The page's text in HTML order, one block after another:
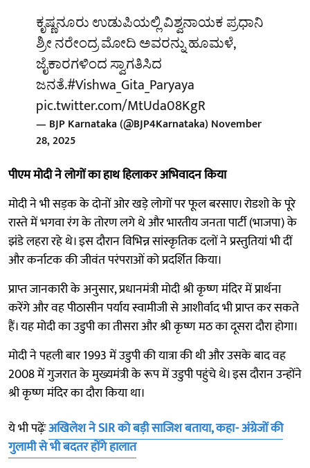
ಕೃಷ್ಣನೂರು ಉಡುಪಿಯಲ್ಲಿ ವಿಶ್ವನಾಯಕ ಪ್ರಧಾನಿ
ಶ್ರೀ ನರೇಂದ್ರ ಮೋದಿ ಅವರನ್ನು ಹೂಮಳೆ,
ಜೈಕಾರಗಳಿಂದ ಸ್ವಾಗತಿಸಿದ
ಜನತೆ.#Vishwa_Gita_Paryaya
pic.twitter.com/MtUda08KgR
— BJP Karnataka (@BJP4Karnataka)November
28, 2025
पीएम मोदी ने लोगों का हाथ हिलाकर अभिवादन किया
मोदी ने भी सड़क के दोनों ओर खड़े लोगों पर फूल बरसाए। रोडशो के पूरे
रास्ते में भगवा रंग के तोरण लगे थे और भारतीय जनता पार्टी (भाजपा) के
झंडे लहरा रहे थे। इस दौरान विभिन्न सांस्कृतिक दलों ने प्रस्तुतियां भी दीं
और कर्नाटक की जीवंत परंपराओं को प्रदर्शित किया।
प्राप्त जानकारी के अनुसार, प्रधानमंत्री मोदी श्री कृष्ण मंदिर में प्रार्थना
करेंगे और वह पीठासीन पर्याय स्वामीजी से आशीर्वाद भी प्राप्त कर सकते
हैं। यह मोदी का उडुपी का तीसरा और श्री कृष्ण मठ का दूसरा दौरा होगा।
मोदी ने पहली बार 1993 में उडुपी की यात्रा की थी और उसके बाद वह
2008 में गुजरात के मुख्यमंत्री के रूप में उडुपी पहुंचे थे। इस दौरान उन्होंने
श्री कृष्ण मंदिर का दौरा किया था।
ये भी पढ़ेंःअखिलेश ने SIR को बड़ी साजिश बताया, कहा- अंग्रेजों की
गुलामी से भी बदतर होंगे हालात